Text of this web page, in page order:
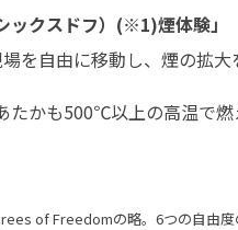
ックスドフ）(※1)煙体験」
を自由に移動し、煙の拡大
たかも500℃以上の高温で
of Freedomの略。6つの自由度